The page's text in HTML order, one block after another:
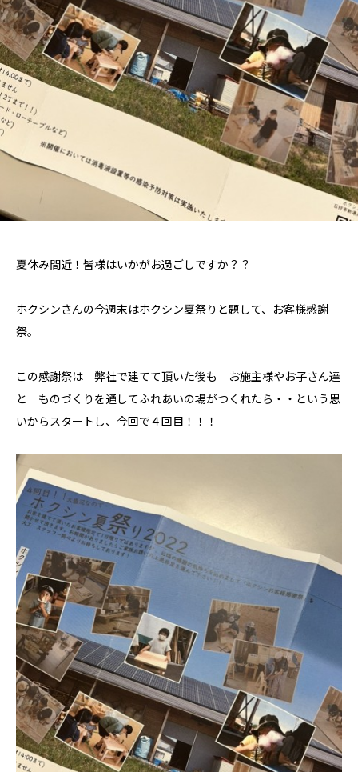
夏休み間近！皆様はいかがお過ごしですか？？
ホクシンさんの今週末はホクシン夏祭りと題して、お客様感謝
祭。
この感謝祭は 弊社で建てて頂いた後も お施主様やお子さん達
と ものづくりを通してふれあいの場がつくれたら・・という思
いからスタートし、今回で４回目！！！